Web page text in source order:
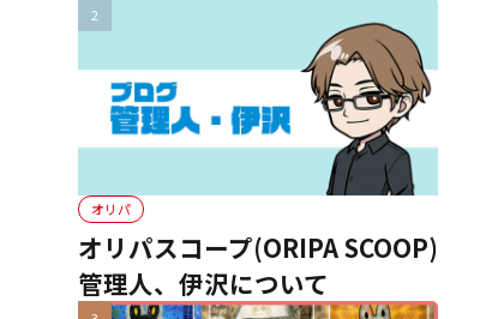
オリパ
オリパスコープ(ORIPA SCOOP)
管理人、伊沢について